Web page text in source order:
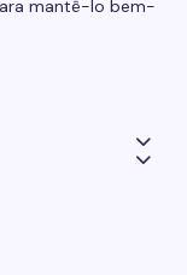
mantê-lo bem-